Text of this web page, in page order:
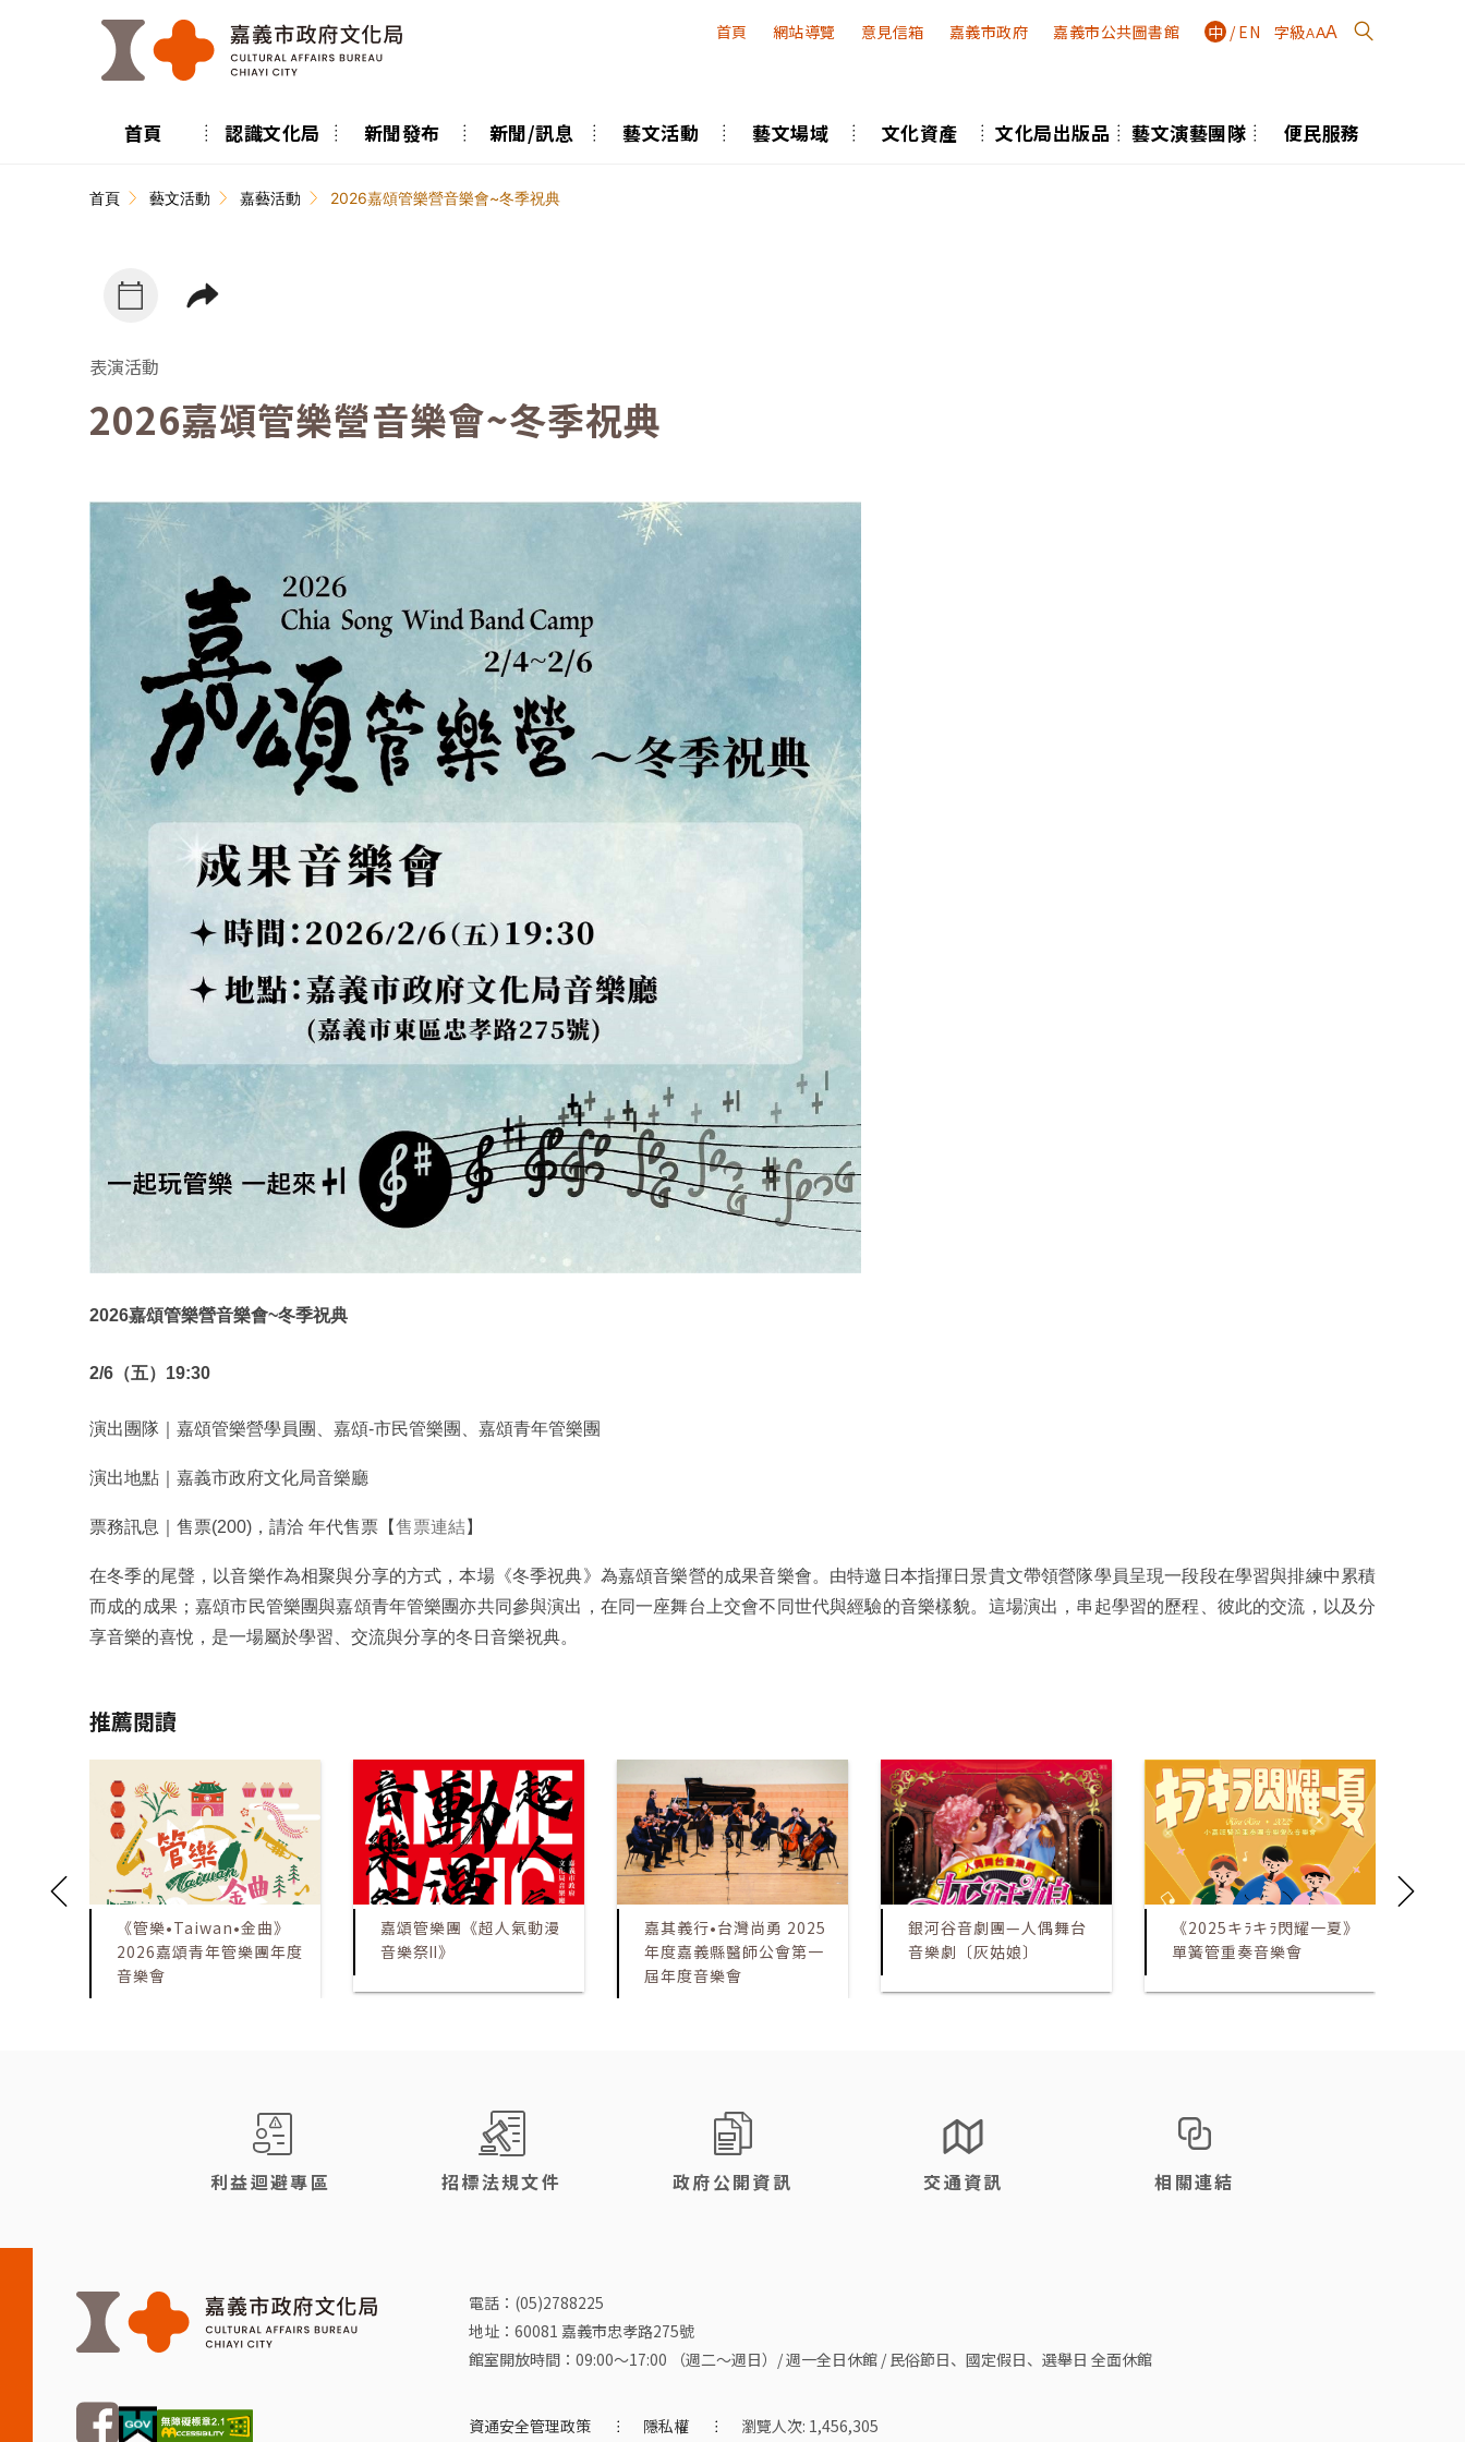
首頁 網站導覽 意見信箱 嘉義市政府 嘉義市公共圖書館 中 / EN 字級AAA
首頁 認識文化局 新聞發布 新聞/訊息 藝文活動 藝文場域 文化資產 文化局出版品 藝文演藝團隊 便民服務
首頁 藝文活動 嘉藝活動 2026嘉頌管樂營音樂會~冬季祝典
表演活動
2026嘉頌管樂營音樂會~冬季祝典
2026嘉頌管樂營音樂會~冬季祝典
2/6 （五）19:30
演出團隊｜嘉頌管樂營學員團、嘉頌-市民管樂團、嘉頌青年管樂團
演出地點｜嘉義市政府文化局音樂廳
票務訊息｜售票(200)，請洽 年代售票【售票連結 】
在冬季的尾聲，以音樂作為相聚與分享的方式，本場《冬季祝典》為嘉頌音樂營的成果音樂會。由特邀日本指揮日景貴文帶領營隊學員呈現一段段在學習與排練中累積
而成的成果；嘉頌市民管樂團與嘉頌青年管樂團亦共同參與演出，在同一座舞台上交會不同世代與經驗的音樂樣貌。這場演出，串起學習的歷程、彼此的交流，以及分
享音樂的喜悅，是一場屬於學習、交流與分享的冬日音樂祝典。
推薦閱讀
《管樂•Taiwan•金曲》
2026嘉頌青年管樂團年度
音樂會
嘉頌管樂團《超人氣動漫
音樂祭Ⅱ》
嘉其義行•台灣尚勇 2025
年度嘉義縣醫師公會第一
屆年度音樂會
銀河谷音劇團—人偶舞台
音樂劇〔灰姑娘〕
《2025キﾗキﾗ閃耀一夏》
單簧管重奏音樂會
利益迴避專區 招標法規文件 政府公開資訊 交通資訊 相關連結
電話：(05)2788225
地址：60081 嘉義市忠孝路275號
館室開放時間：09:00～17:00 （週二～週日）/ 週一全日休館 / 民俗節日、國定假日、選舉日 全面休館
FB
資通安全管理政策 隱私權 瀏覽人次: 1,456,305